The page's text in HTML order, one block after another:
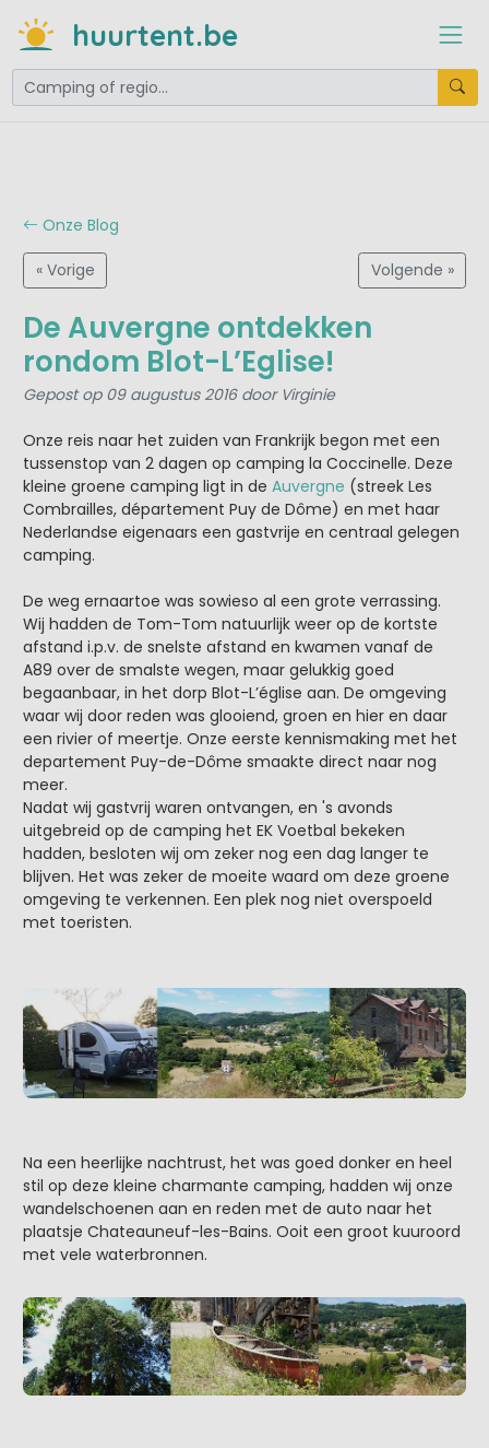
huurtent.be
Onze Blog
« Vorige Volgende »
De Auvergne ontdekken
rondom Blot-L’Eglise!
Gepost op 09 augustus 2016 door Virginie
Onze reis naar het zuiden van Frankrijk begon met een
tussenstop van 2 dagen op camping la Coccinelle. Deze
kleine groene camping ligt in de Auvergne (streek Les
Combrailles, département Puy de Dôme) en met haar
Nederlandse eigenaars een gastvrije en centraal gelegen
camping.
De weg ernaartoe was sowieso al een grote verrassing.
Wij hadden de Tom-Tom natuurlijk weer op de kortste
afstand i.p.v. de snelste afstand en kwamen vanaf de
A89 over de smalste wegen, maar gelukkig goed
begaanbaar, in het dorp Blot-L’église aan. De omgeving
waar wij door reden was glooiend, groen en hier en daar
een rivier of meertje. Onze eerste kennismaking met het
departement Puy-de-Dôme smaakte direct naar nog
meer.
Nadat wij gastvrij waren ontvangen, en 's avonds
uitgebreid op de camping het EK Voetbal bekeken
hadden, besloten wij om zeker nog een dag langer te
blijven. Het was zeker de moeite waard om deze groene
omgeving te verkennen. Een plek nog niet overspoeld
met toeristen.
Na een heerlijke nachtrust, het was goed donker en heel
stil op deze kleine charmante camping, hadden wij onze
wandelschoenen aan en reden met de auto naar het
plaatsje Chateauneuf-les-Bains. Ooit een groot kuuroord
met vele waterbronnen.